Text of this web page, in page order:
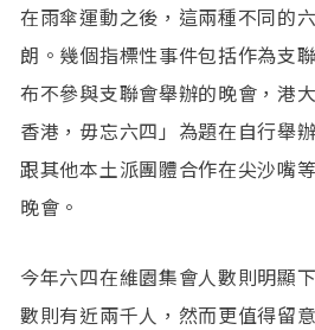
在雨傘運動之後，這兩種不同的
朗。幾個指標性事件包括作為支
布不參與支聯會舉辦的晚會，港
香港，毋忘六四」為題在自行舉
跟其他本土派團體合作在尖沙嘴
晚會。
今年六四在維園集會人數則明顯
數則有近兩千人，然而更值得留